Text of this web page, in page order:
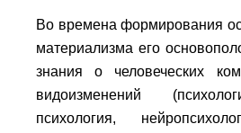
Во времена формирования
материализма его
знания о человеческих
видоизменений
психология,